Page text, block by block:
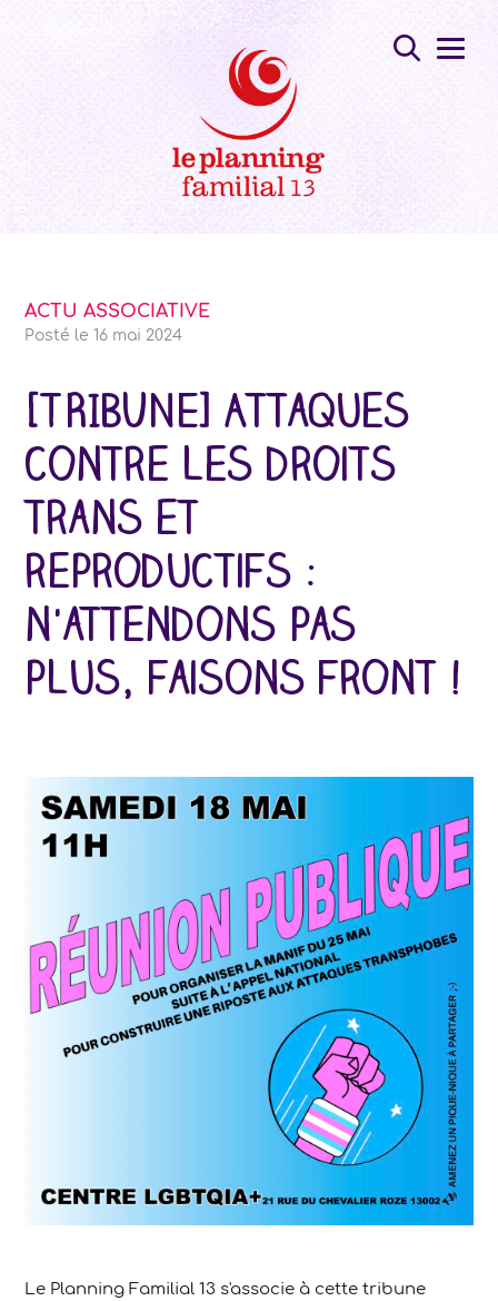
ACTU ASSOCIATIVE
Posté le16 mai 2024
[TRIBUNE] Attaques
contre les droits
trans et
reproductifs :
n'attendons pas
plus, faisons front !
Le Planning Familial 13 s'associe à cette tribune